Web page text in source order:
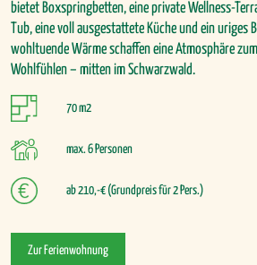
bietet Boxspringbetten, eine private Wellness-
Tub, eine voll ausgestattete Küche und ein uriges
wohltuende Wärme schaffen eine Atmosphäre
Wohlfühlen – mitten im Schwarzwald.
70 m2
max. 6 Personen
ab 210,-€ (Grundpreis für 2 Pers.)
Zur Ferienwohnung